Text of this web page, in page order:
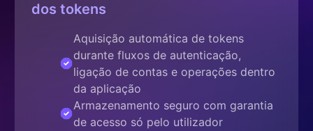
dos tokens
Aquisição automática de tokens
durante fluxos de autenticação,
ligação de contas e operações dentro
da aplicação
Armazenamento seguro com garantia
de acesso só pelo utilizador